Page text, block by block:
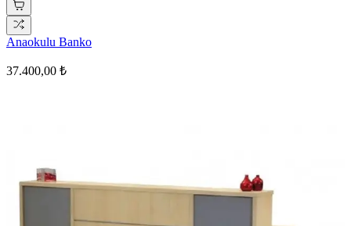
Anaokulu Banko
37.400,00 ₺